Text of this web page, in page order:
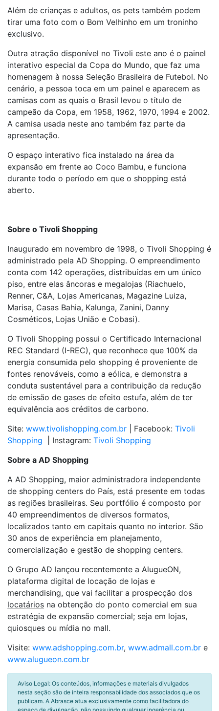
Além de crianças e adultos, os pets também podem
tirar uma foto com o Bom Velhinho em um troninho
exclusivo.
Outra atração disponível no Tivoli este ano é o painel
interativo especial da Copa do Mundo, que faz uma
homenagem à nossa Seleção Brasileira de Futebol. No
cenário, a pessoa toca em um painel e aparecem as
camisas com as quais o Brasil levou o título de
campeão da Copa, em 1958, 1962, 1970, 1994 e 2002.
A camisa usada neste ano também faz parte da
apresentação.
O espaço interativo fica instalado na área da
expansão em frente ao Coco Bambu, e funciona
durante todo o período em que o shopping está
aberto.
Sobre o Tivoli Shopping
Inaugurado em novembro de 1998, o Tivoli Shopping é
administrado pela AD Shopping. O empreendimento
conta com 142 operações, distribuídas em um único
piso, entre elas âncoras e megalojas (Riachuelo,
Renner, C&A, Lojas Americanas, Magazine Luiza,
Marisa, Casas Bahia, Kalunga, Zanini, Danny
Cosméticos, Lojas União e Cobasi).
O Tivoli Shopping possui o Certificado Internacional
REC Standard (I-REC), que reconhece que 100% da
energia consumida pelo shopping é proveniente de
fontes renováveis, como a eólica, e demonstra a
conduta sustentável para a contribuição da redução
de emissão de gases de efeito estufa, além de ter
equivalência aos créditos de carbono.
Site: www.tivolishopping.com.br | Facebook: Tivoli
Shopping | Instagram: Tivoli Shopping
Sobre a AD Shopping
A AD Shopping, maior administradora independente
de shopping centers do País, está presente em todas
as regiões brasileiras. Seu portfólio é composto por
40 empreendimentos de diversos formatos,
localizados tanto em capitais quanto no interior. São
30 anos de experiência em planejamento,
comercialização e gestão de shopping centers.
O Grupo AD lançou recentemente a AlugueON,
plataforma digital de locação de lojas e
merchandising, que vai facilitar a prospecção dos
locatários na obtenção do ponto comercial em sua
estratégia de expansão comercial; seja em lojas,
quiosques ou mídia no mall.
Visite: www.adshopping.com.br, www.admall.com.br e
www.alugueon.com.br
Aviso Legal: Os conteúdos, informações e materiais divulgados
nesta seção são de inteira responsabilidade dos associados que os
publicam. A Abrasce atua exclusivamente como facilitadora do